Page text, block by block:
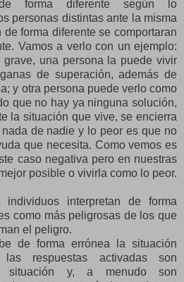
de forma diferente según lo
personas distintas ante la misma
forma diferente se comportaran
Vamos a verlo con un ejemplo:
una persona la puede vivir
de superación, además de
y otra persona puede verlo como
que no hay ya ninguna solución,
la situación que vive, se encierra
de nadie y lo peor es que no
que necesita. Como vemos es
caso negativa pero en nuestras
posible o vivirla como lo peor.
interpretan de forma
como más peligrosas de los que
el peligro.
de forma errónea la situación
respuestas activadas son
situación y, a menudo son